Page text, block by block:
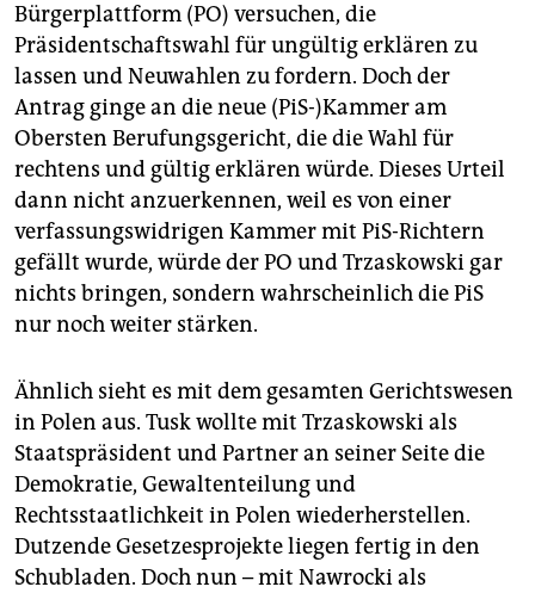
Bürgerplattform (PO) versuchen, die
Präsidentschaftswahl für ungültig erklären zu
lassen und Neuwahlen zu fordern. Doch der
Antrag ginge an die neue (PiS-)Kammer am
Obersten Berufungsgericht, die die Wahl für
rechtens und gültig erklären würde. Dieses Urteil
dann nicht anzuerkennen, weil es von einer
verfassungswidrigen Kammer mit PiS-Richtern
gefällt wurde, würde der PO und Trzaskowski gar
nichts bringen, sondern wahrscheinlich die PiS
nur noch weiter stärken.
Ähnlich sieht es mit dem gesamten Gerichtswesen
in Polen aus. Tusk wollte mit Trzaskowski als
Staatspräsident und Partner an seiner Seite die
Demokratie, Gewaltenteilung und
Rechtsstaatlichkeit in Polen wiederherstellen.
Dutzende Gesetzesprojekte liegen fertig in den
Schubladen. Doch nun – mit Nawrocki als